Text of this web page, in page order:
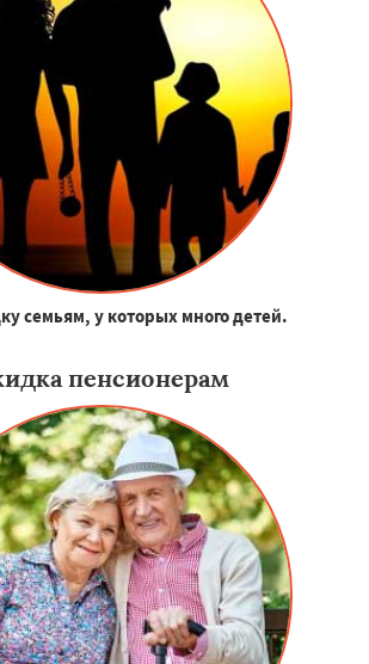
семьям, у которых много детей.
пенсионерам